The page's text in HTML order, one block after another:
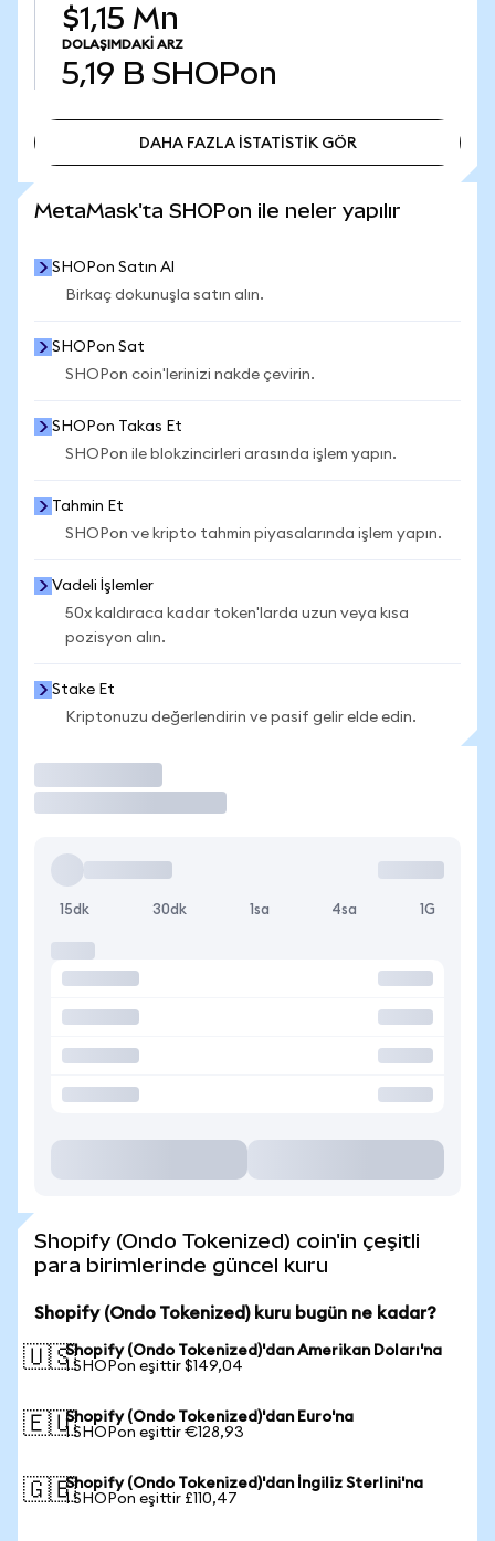
$1,15 Mn
DOLAŞIMDAKI ARZ
5,19 B SHOPon
DAHA FAZLA İSTATİSTİK GÖR
MetaMask'ta SHOPon ile neler yapılır
SHOPon Satın Al
Birkaç dokunuşla satın alın.
SHOPon Sat
SHOPon coin'lerinizi nakde çevirin.
SHOPon Takas Et
SHOPon ile blokzincirleri arasında işlem yapın.
Tahmin Et
SHOPon ve kripto tahmin piyasalarında işlem yapın.
Vadeli İşlemler
50x kaldıraca kadar token'larda uzun veya kısa
pozisyon alın.
Stake Et
Kriptonuzu değerlendirin ve pasif gelir elde edin.
15dk 30dk 1sa 4sa 1G
Shopify (Ondo Tokenized) coin'in çeşitli
para birimlerinde güncel kuru
Shopify (Ondo Tokenized) kuru bugün ne kadar?
🇺🇸Shopify (Ondo Tokenized)'dan Amerikan Doları'na
1 SHOPon eşittir $149,04
🇪🇺Shopify (Ondo Tokenized)'dan Euro'na
1 SHOPon eşittir €128,93
🇬🇧Shopify (Ondo Tokenized)'dan İngiliz Sterlini'na
1 SHOPon eşittir £110,47